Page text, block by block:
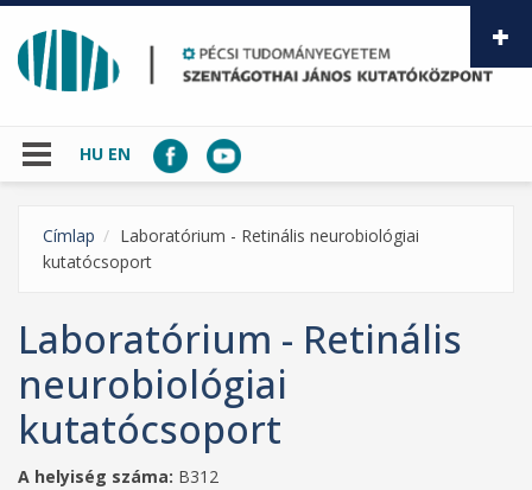
Ugrás a tartalomra
HU EN
Címlap
Laboratórium - Retinális neurobiológiai
kutatócsoport
Laboratórium - Retinális
neurobiológiai
kutatócsoport
A helyiség száma: B312